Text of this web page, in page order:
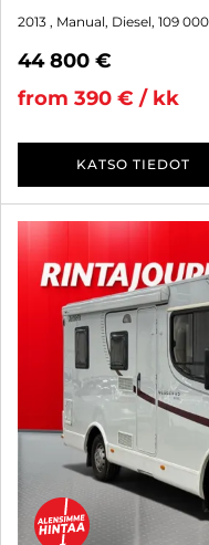
2013 , Manual, Diesel, 109
44 800 €
from 390 € / kk
KATSO TIEDOT